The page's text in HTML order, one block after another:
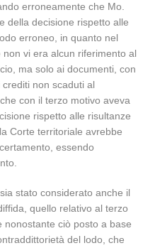
erroneamente che Mo.
della decisione rispetto alle
erroneo, in quanto nel
vi era alcun riferimento al
ma solo ai documenti, con
non scaduti al
con il terzo motivo aveva
rispetto alle risultanze
Corte territoriale avrebbe
essendo
stato considerato anche il
quello relativo al terzo
nonostante ciò posto a base
del lodo, che